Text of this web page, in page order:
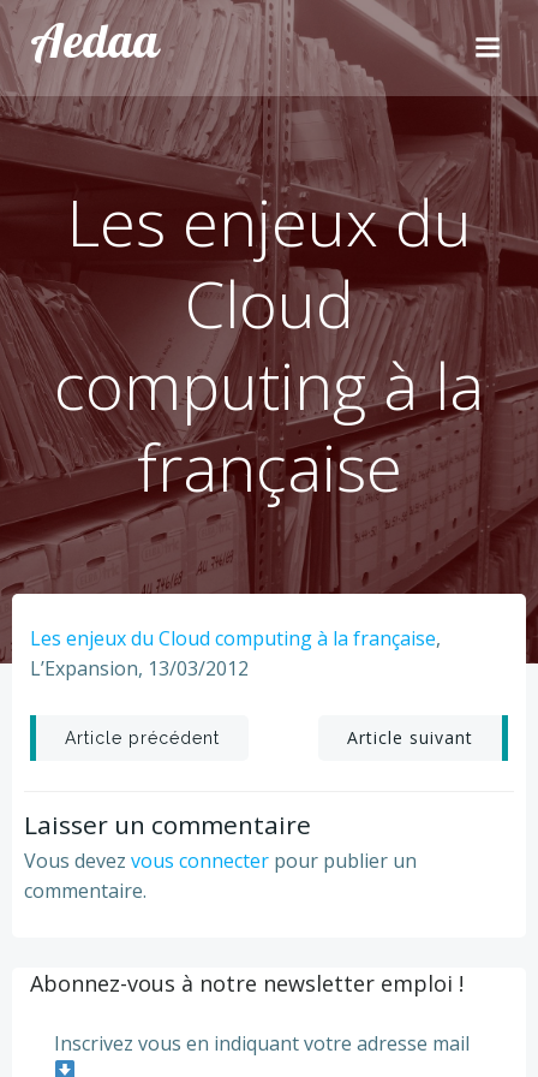
Aller
au
contenu
Aedaa
Les enjeux du
Cloud
computing à la
française
Les enjeux du Cloud computing à la française,
L’Expansion, 13/03/2012
Post
navigation
Article précédent
Post
navigation
Article suivant
Laisser un commentaire
Vous devez vous connecter pour publier un
commentaire.
Abonnez-vous à notre newsletter emploi !
Inscrivez vous en indiquant votre adresse mail